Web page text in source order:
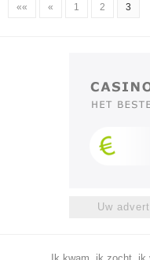
«« « 1 2 3
Uw